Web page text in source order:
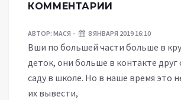
КОММЕНТАРИИ
АВТОР: МАСЯ 8 ЯНВАРЯ 2019 16:10
Вши по большей части больше в
деток, они больше в контакте друг
саду в школе. Но в наше время это
их вывести,